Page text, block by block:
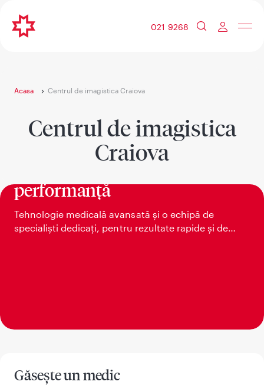
021 9268
Acasa Centrul de imagistica Craiova
Centrul de imagistica
Craiova
performanță
Tehnologie medicală avansată și o echipă de
specialiști dedicați, pentru rezultate rapide și de
Găsește un medic